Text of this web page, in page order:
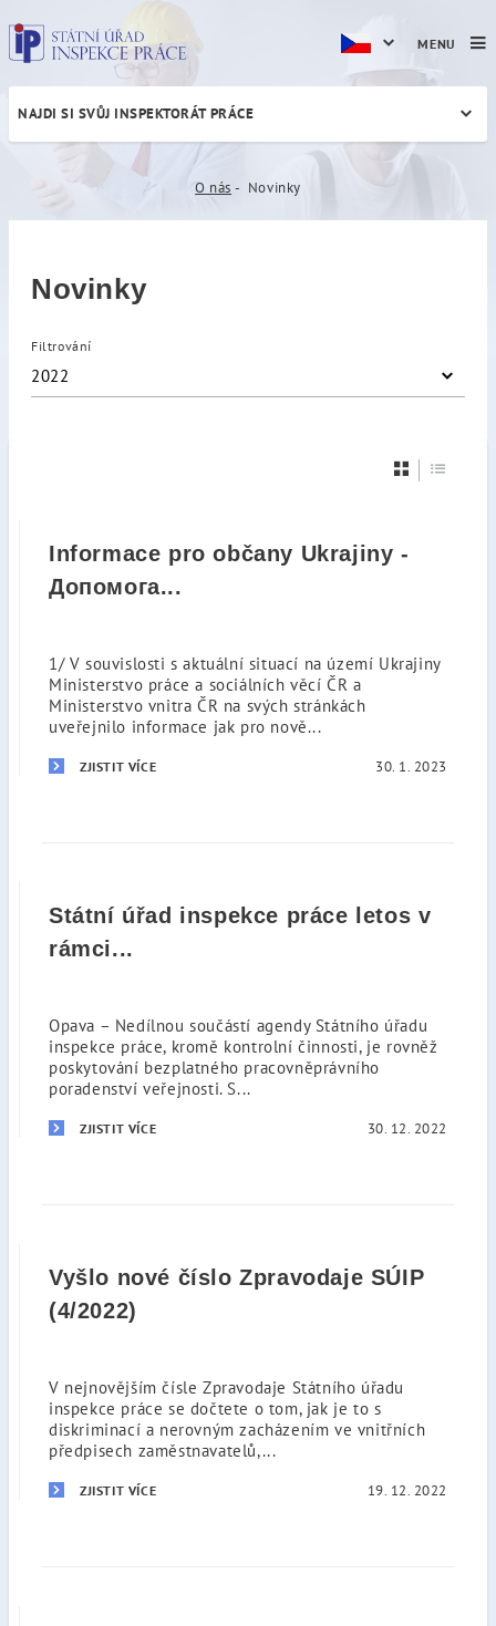
Novinky
NAJDI SI SVŮJ INSPEKTORÁT PRÁCE
O nás Novinky
Novinky
Filtrování
2022
Informace pro občany Ukrajiny -
Допомога...
1/ V souvislosti s aktuální situací na území Ukrajiny
Ministerstvo práce a sociálních věcí ČR a
Ministerstvo vnitra ČR na svých stránkách
uveřejnilo informace jak pro nově...
ZJISTIT VÍCE 30. 1. 2023
Státní úřad inspekce práce letos v
rámci...
Opava – Nedílnou součástí agendy Státního úřadu
inspekce práce, kromě kontrolní činnosti, je rovněž
poskytování bezplatného pracovněprávního
poradenství veřejnosti. S...
ZJISTIT VÍCE 30. 12. 2022
Vyšlo nové číslo Zpravodaje SÚIP
(4/2022)
V nejnovějším čísle Zpravodaje Státního úřadu
inspekce práce se dočtete o tom, jak je to s
diskriminací a nerovným zacházením ve vnitřních
předpisech zaměstnavatelů,...
ZJISTIT VÍCE 19. 12. 2022
MENU